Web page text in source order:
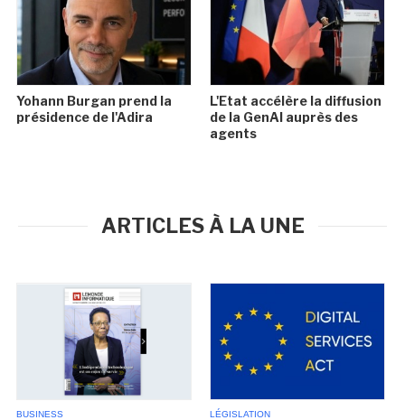
Yohann Burgan prend la
présidence de l'Adira
L'Etat accélère la diffusion
de la GenAI auprès des
agents
ARTICLES À LA UNE
BUSINESS LÉGISLATION